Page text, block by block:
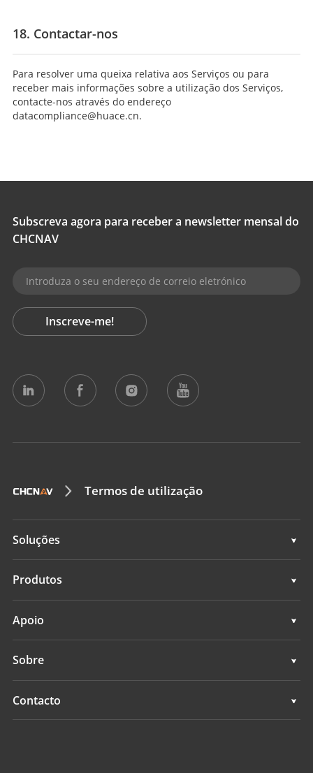
18. Contactar-nos
Para resolver uma queixa relativa aos Serviços ou para
receber mais informações sobre a utilização dos Serviços,
contacte-nos através do endereço
datacompliance@huace.cn.
Subscreva agora para receber a newsletter mensal do
CHCNAV
Inscreve-me!
Termos de utilização
Soluções
Topografia e engenharia
Levantamento hidrográfico
Serviços de posicionamento
Produtos
Topografia e engenharia
Levantamento hidrográfico
Apoio
Apoio
Sobre
Contacto